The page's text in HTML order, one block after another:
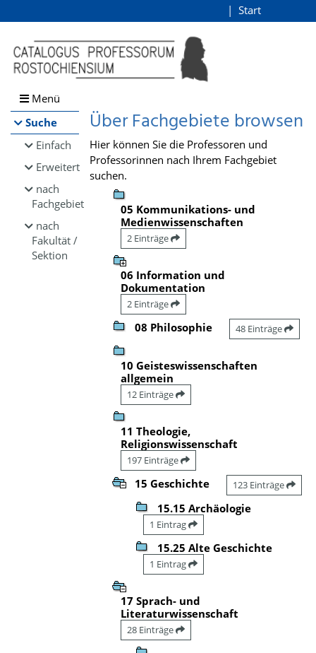
Browsen
direkt zum Inhalt
Start
Menü
Suche
Einfach
Erweitert
nach
Fachgebiet
nach
Fakultät /
Sektion
Über Fachgebiete browsen
Hier können Sie die Professoren und
Professorinnen nach Ihrem Fachgebiet
suchen.
05 Kommunikations- und
Medienwissenschaften
2 Einträge
06 Information und
Dokumentation
2 Einträge
08 Philosophie 48 Einträge
10 Geisteswissenschaften
allgemein
12 Einträge
11 Theologie,
Religionswissenschaft
197 Einträge
15 Geschichte 123 Einträge
15.15 Archäologie
1 Eintrag
15.25 Alte Geschichte
1 Eintrag
17 Sprach- und
Literaturwissenschaft
28 Einträge